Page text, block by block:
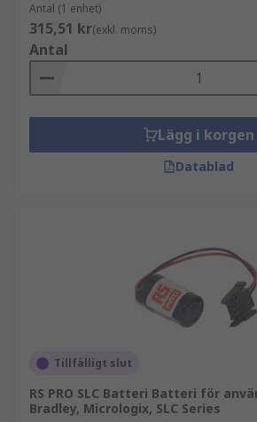
Antal (1 enhet)
315,51 kr(exkl. moms)
Antal
Lägg i korgen
Datablad
Tillfälligt slut
RS PRO SLC Batteri Batteri för
Bradley, Micrologix, SLC Series